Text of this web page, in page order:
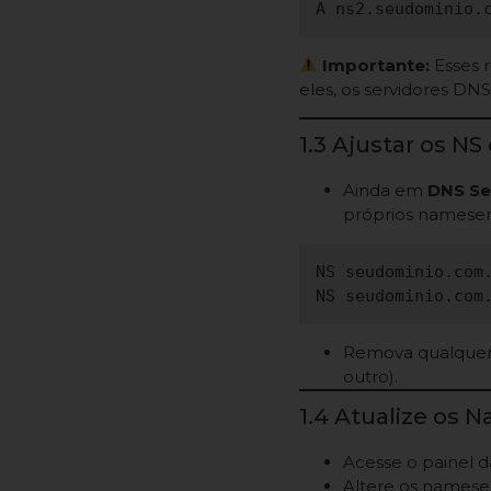
Importante: Esses
eles, os servidores
1.3 Ajustar os
Ainda em DNS
próprios
NS
Remova
outro).
1.4 Atualize os
Acesse o painel
Altere os